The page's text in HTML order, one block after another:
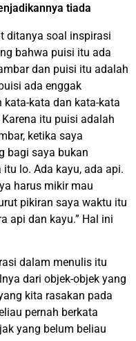
tiada
ditanya soal inspirasi
bahwa puisi itu ada
dan puisi itu adalah
ada enggak
kata dan kata-kata
itu puisi adalah
ketika saya
bagi saya bukan
lo. Ada kayu, ada api.
harus mikir mau
pikiran saya waktu itu
api dan kayu.” Hal ini
dalam menulis itu
dari objek-objek yang
kita rasakan pada
pernah berkata
yang belum beliau